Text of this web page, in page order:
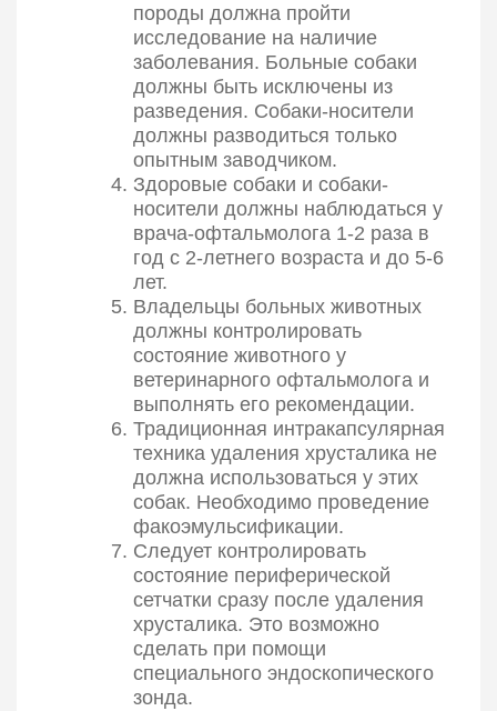
породы должна пройти
исследование на наличие
заболевания. Больные собаки
должны быть исключены из
разведения. Собаки-носители
должны разводиться только
опытным заводчиком.
Здоровые собаки и собаки-
носители должны наблюдаться у
врача-офтальмолога 1-2 раза в
год с 2-летнего возраста и до 5-6
лет.
Владельцы больных животных
должны контролировать
состояние животного у
ветеринарного офтальмолога и
выполнять его рекомендации.
Традиционная интракапсулярная
техника удаления хрусталика не
должна использоваться у этих
собак. Необходимо проведение
факоэмульсификации.
Следует контролировать
состояние периферической
сетчатки сразу после удаления
хрусталика. Это возможно
сделать при помощи
специального эндоскопического
зонда.